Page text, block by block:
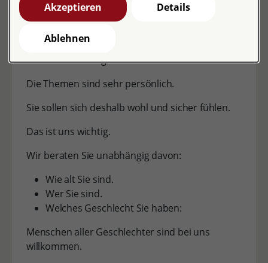
Sexualität
Partnerschaft
Familien-Planung
Wir helfen Ihnen gern weiter.
Die Themen sind sehr persönlich.
Sie sollen sich deshalb wohl und sicher fühlen.
Das ist uns wichtig.
Wir beraten Sie unabhängig davon:
Wie alt Sie sind.
Wer Sie sind.
Welches Geschlecht Sie haben:
Menschen aller Geschlechter sind bei uns
willkommen.
Akzeptieren Details
Ablehnen